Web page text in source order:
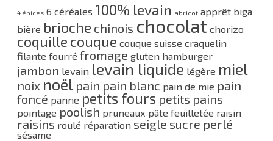
4 épices 6 céréales 100% levain abricot apprêt biga
bière brioche chinois chocolat chorizo
coquille couque couque suisse craquelin
filante fourré fromage gluten hamburger
jambon levain levain liquide légère miel
noix noël pain pain blanc pain de mie pain
foncé panne petits fours petits pains
pointage poolish pruneaux pâte feuilletée raisin
raisins roulé réparation seigle sucre perlé
sésame